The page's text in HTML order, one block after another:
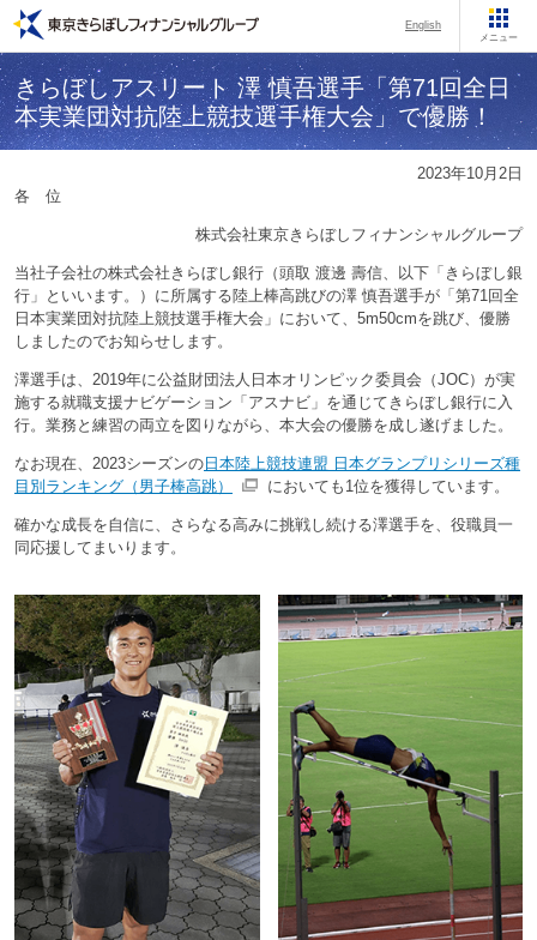
English
メニュー
きらぼしアスリート 澤 慎吾選手「第71回全日
本実業団対抗陸上競技選手権大会」で優勝！
2023年10月2日
各 位
株式会社東京きらぼしフィナンシャルグループ
当社子会社の株式会社きらぼし銀行（頭取 渡邊 壽信、以下「きらぼし銀
行」といいます。）に所属する陸上棒高跳びの澤 慎吾選手が「第71回全
日本実業団対抗陸上競技選手権大会」において、5m50cmを跳び、優勝
しましたのでお知らせします。
澤選手は、2019年に公益財団法人日本オリンピック委員会（JOC）が実
施する就職支援ナビゲーション「アスナビ」を通じてきらぼし銀行に入
行。業務と練習の両立を図りながら、本大会の優勝を成し遂げました。
なお現在、2023シーズンの 日本陸上競技連盟 日本グランプリシリーズ種
目別ランキング（男子棒高跳）
においても1位を獲得しています。
確かな成長を自信に、さらなる高みに挑戦し続ける澤選手を、役職員一
同応援してまいります。